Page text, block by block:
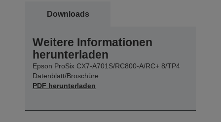
Downloads
Weitere Informationen
herunterladen
Epson ProSix CX7-A701S/RC800-A/RC+ 8/TP4
Datenblatt/Broschüre
PDF herunterladen